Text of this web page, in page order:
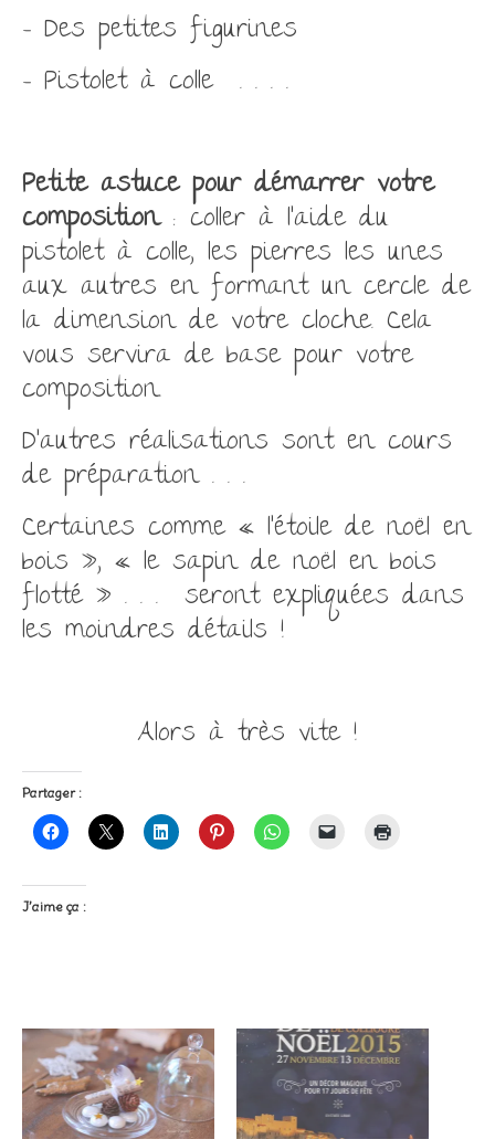
– Des petites figurines
– Pistolet à colle . . . .
Petite astuce pour démarrer votre
composition: coller à l’aide du
pistolet à colle, les pierres les unes
aux autres en formant un cercle de
la dimension de votre cloche. Cela
vous servira de base pour votre
composition.
D’autres réalisations sont en cours
de préparation . . .
Certaines comme « l’étoile de noël en
bois », « le sapin de noël en bois
flotté » . . . seront expliquées dans
les moindres détails !
Alors à très vite !
Partager :
J’aime ça :